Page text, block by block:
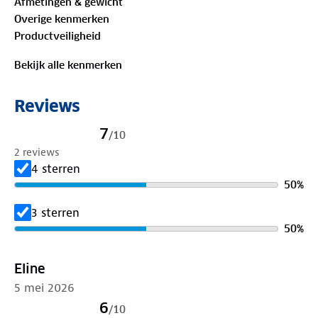
belading. Deze fietstas is ideaal voor
woon‑werkverkeer, boodschappen of recreatief
gebruik dankzij het ruime volume, waterdichtheid
en gebruiksgemak.
Overige kenmerken
Productveiligheid
Bekijk alle kenmerken
Reviews
7/10
2 reviews
4 sterren
50%
3 sterren
50%
Eline
5 mei 2026
6/10